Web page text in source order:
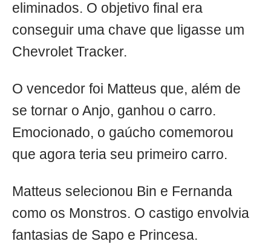
eliminados. O objetivo final era
conseguir uma chave que ligasse um
Chevrolet Tracker.
O vencedor foi Matteus que, além de
se tornar o Anjo, ganhou o carro.
Emocionado, o gaúcho comemorou
que agora teria seu primeiro carro.
Matteus selecionou Bin e Fernanda
como os Monstros. O castigo envolvia
fantasias de Sapo e Princesa.